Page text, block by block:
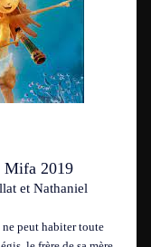
Mifa 2019
et Nathaniel
ne peut habiter toute